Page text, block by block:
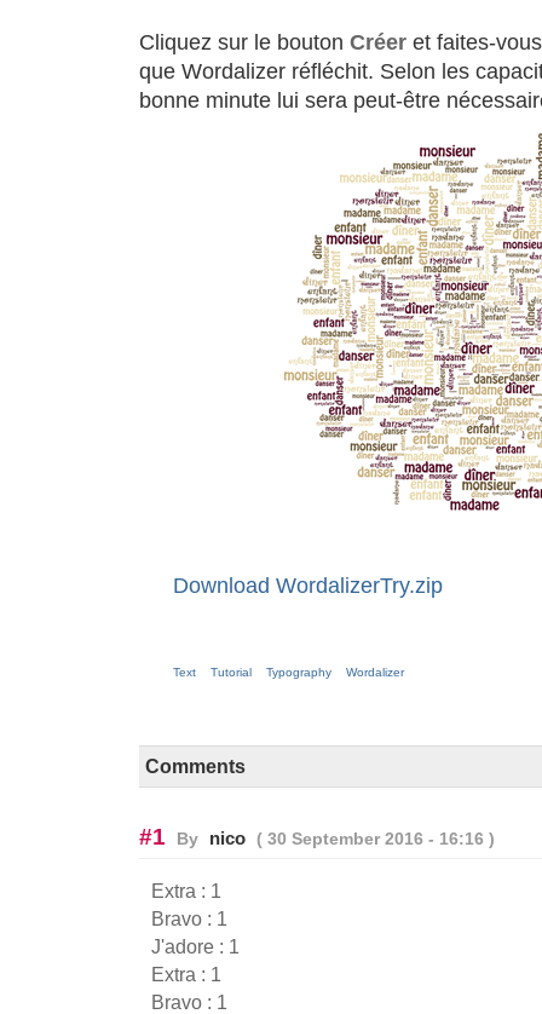
Cliquez sur le bouton Créer et faites-
que Wordalizer réfléchit. Selon les
bonne minute lui sera peut-être
Download WordalizerTry.zip
Text Tutorial Typography Wordalizer
Comments
#1 By nico ( 30 September 2016 - 16:16 )
Extra : 1
Bravo : 1
J'adore : 1
Extra : 1
Bravo : 1